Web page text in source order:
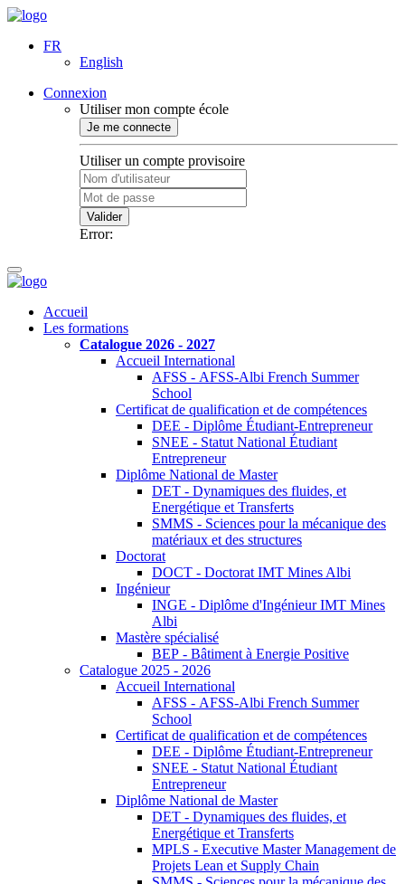
FR
English
Connexion
Utiliser mon compte école
Je me connecte
Utiliser un compte provisoire
Valider
Error:
Accueil
Les formations
Catalogue 2026 - 2027
Accueil International
AFSS - AFSS-Albi French Summer
School
Certificat de qualification et de compétences
DEE - Diplôme Étudiant-Entrepreneur
SNEE - Statut National Étudiant
Entrepreneur
Diplôme National de Master
DET - Dynamiques des fluides, et
Energétique et Transferts
SMMS - Sciences pour la mécanique des
matériaux et des structures
Doctorat
DOCT - Doctorat IMT Mines Albi
Ingénieur
INGE - Diplôme d'Ingénieur IMT Mines
Albi
Mastère spécialisé
BEP - Bâtiment à Energie Positive
Catalogue 2025 - 2026
Accueil International
AFSS - AFSS-Albi French Summer
School
Certificat de qualification et de compétences
DEE - Diplôme Étudiant-Entrepreneur
SNEE - Statut National Étudiant
Entrepreneur
Diplôme National de Master
DET - Dynamiques des fluides, et
Energétique et Transferts
MPLS - Executive Master Management de
Projets Lean et Supply Chain